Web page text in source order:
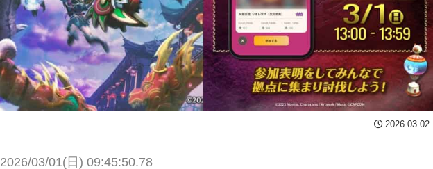
2026.03.02
2026/03/01(日) 09:45:50.78